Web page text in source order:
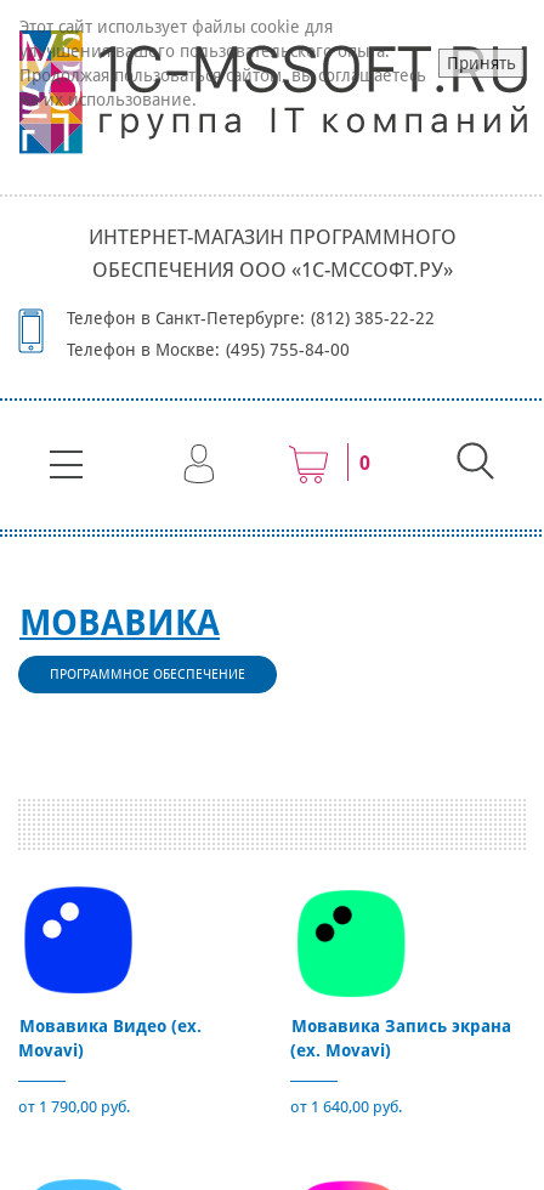
ИНТЕРНЕТ-МАГАЗИН ПРОГРАММНОГО
ОБЕСПЕЧЕНИЯ ООО «1С-МССОФТ.РУ»
Телефон в Санкт-Петербурге: (812) 385-22-22
Телефон в Москве: (495) 755-84-00
0
МОВАВИКА
ПРОГРАММНОЕ ОБЕСПЕЧЕНИЕ
Мовавика Видео (ex.
Movavi)
от 1 790,00 руб.
Мовавика Запись экрана
(ex. Movavi)
от 1 640,00 руб.
Этот сайт использует файлы cookie для
улучшения вашего пользовательского опыта.
Продолжая пользоваться сайтом, вы соглашаетесь
на их использование.
Принять